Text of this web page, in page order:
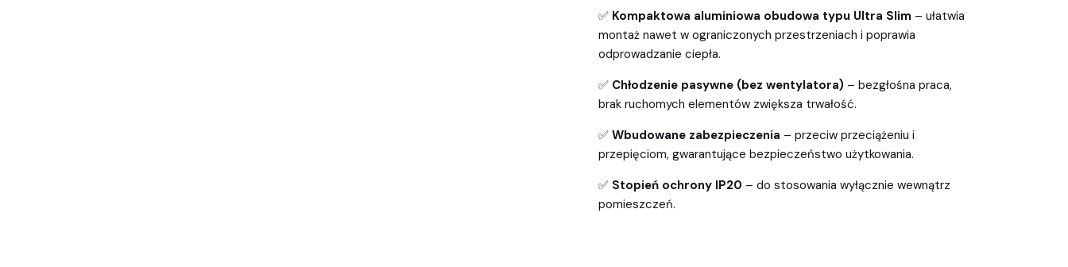
✅ Kompaktowa aluminiowa obudowa typu Ultra Slim – ułatwia
montaż nawet w ograniczonych przestrzeniach i poprawia
odprowadzanie ciepła.
✅ Chłodzenie pasywne (bez wentylatora) – bezgłośna praca,
brak ruchomych elementów zwiększa trwałość.
✅ Wbudowane zabezpieczenia – przeciw przeciążeniu i
przepięciom, gwarantujące bezpieczeństwo użytkowania.
✅ Stopień ochrony IP20 – do stosowania wyłącznie wewnątrz
pomieszczeń.